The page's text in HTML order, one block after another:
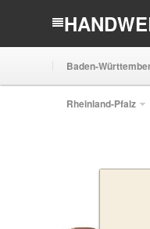
Baden-
Rheinland-Pfalz